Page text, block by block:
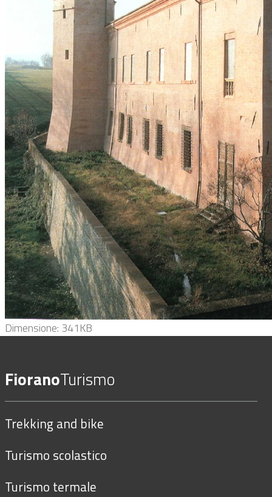
Clicca
l'immagine
originali…
Dimensione: 341KB
FioranoTurismo
Trekking and bike
Turismo scolastico
Turismo termale